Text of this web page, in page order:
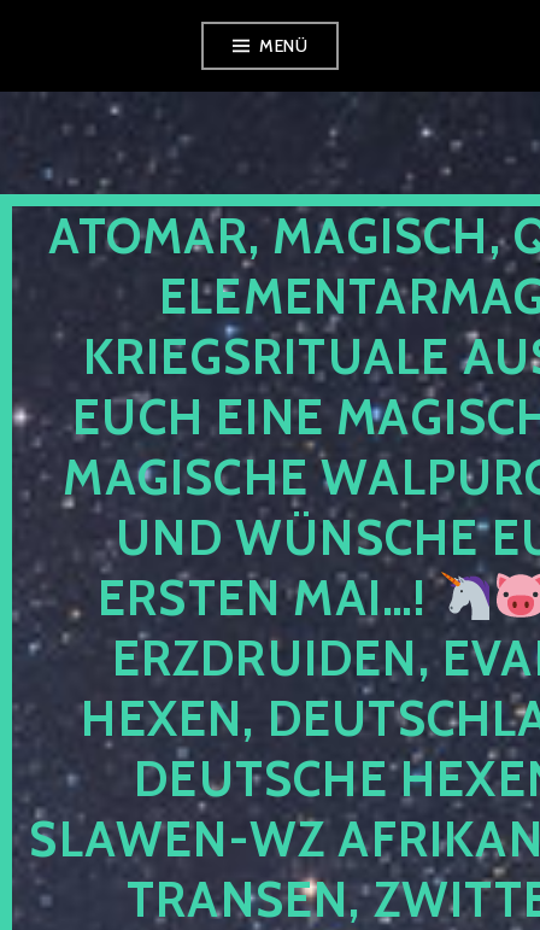
springen
MENÜ
ATOMAR, MAGISCH,
KRIEGSRITUALE
EUCH EINE
MAGISCHE
UND WÜNSCHE
ERSTEN MAI…!
ERZDRUIDEN,
HEXEN,
DEUTSCHE
SLAWEN-WZ
TRANSEN,